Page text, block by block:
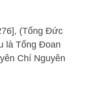
(Tống Đức
là Tống Đoan
Chí Nguyên